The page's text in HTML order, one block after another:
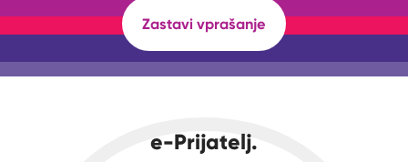
Zastavi vprašanje
e-Prijatelj.